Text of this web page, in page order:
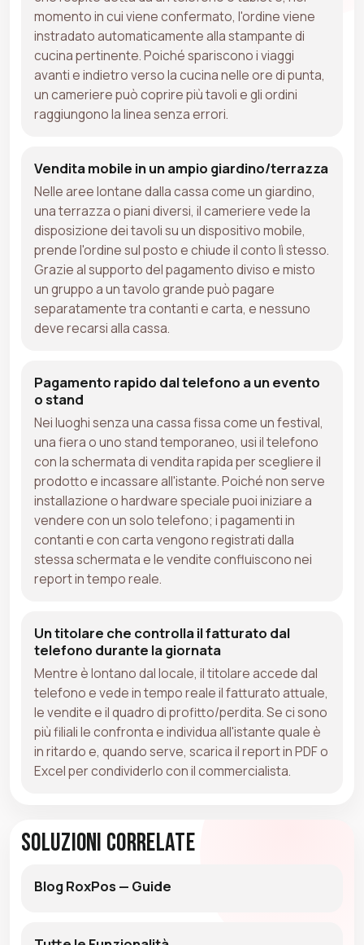
momento in cui viene confermato, l'ordine viene
instradato automaticamente alla stampante di
cucina pertinente. Poiché spariscono i viaggi
avanti e indietro verso la cucina nelle ore di punta,
un cameriere può coprire più tavoli e gli ordini
raggiungono la linea senza errori.
Vendita mobile in un ampio giardino/terrazza
Nelle aree lontane dalla cassa come un giardino,
una terrazza o piani diversi, il cameriere vede la
disposizione dei tavoli su un dispositivo mobile,
prende l'ordine sul posto e chiude il conto lì stesso.
Grazie al supporto del pagamento diviso e misto
un gruppo a un tavolo grande può pagare
separatamente tra contanti e carta, e nessuno
deve recarsi alla cassa.
Pagamento rapido dal telefono a un evento
o stand
Nei luoghi senza una cassa fissa come un festival,
una fiera o uno stand temporaneo, usi il telefono
con la schermata di vendita rapida per scegliere il
prodotto e incassare all'istante. Poiché non serve
installazione o hardware speciale puoi iniziare a
vendere con un solo telefono; i pagamenti in
contanti e con carta vengono registrati dalla
stessa schermata e le vendite confluiscono nei
report in tempo reale.
Un titolare che controlla il fatturato dal
telefono durante la giornata
Mentre è lontano dal locale, il titolare accede dal
telefono e vede in tempo reale il fatturato attuale,
le vendite e il quadro di profitto/perdita. Se ci sono
più filiali le confronta e individua all'istante quale è
in ritardo e, quando serve, scarica il report in PDF o
Excel per condividerlo con il commercialista.
Soluzioni Correlate
Blog RoxPos — Guide